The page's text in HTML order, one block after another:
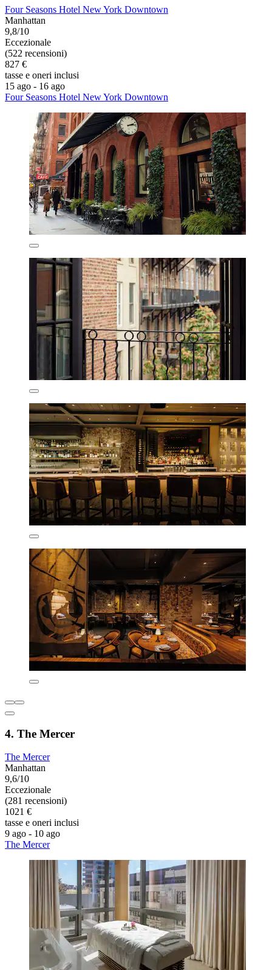
Four Seasons Hotel New York Downtown
Manhattan
9,8/10
Eccezionale
(522 recensioni)
827 €
tasse e oneri inclusi
15 ago - 16 ago
Four Seasons Hotel New York Downtown
4. The Mercer
The Mercer
Manhattan
9,6/10
Eccezionale
(281 recensioni)
1021 €
tasse e oneri inclusi
9 ago - 10 ago
The Mercer